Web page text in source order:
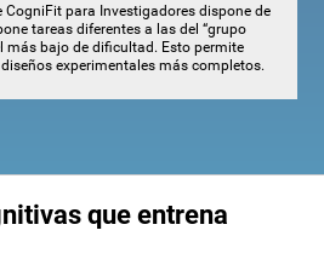
para Investigadores dispone de
tareas diferentes a las del “grupo
más bajo de dificultad. Esto permite
experimentales más completos.
que entrena